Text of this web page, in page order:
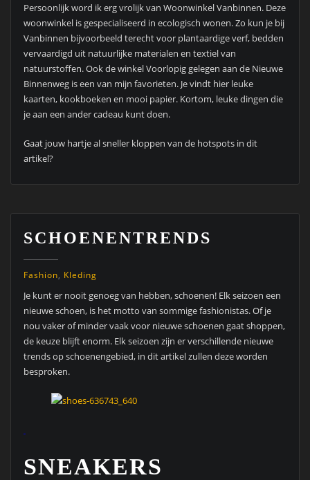
Persoonlijk word ik erg vrolijk van Woonwinkel Vanbinnen. Deze
woonwinkel is gespecialiseerd in ecologisch wonen. Zo kun je bij
Vanbinnen bijvoorbeeld terecht voor plantaardige verf, bedden
vervaardigd uit natuurlijke materialen en textiel van
natuurstoffen. Ook de winkel Voorlopig gelegen aan de Nieuwe
Binnenweg is een van mijn favorieten. Je vindt hier leuke
kaarten, kookboeken en mooi papier. Kortom, leuke dingen die
je aan een ander cadeau kunt doen.
Gaat jouw hartje al sneller kloppen van de hotspots in dit
artikel?
SCHOENENTRENDS
Fashion, Kleding
Je kunt er nooit genoeg van hebben, schoenen! Elk seizoen een
nieuwe schoen, is het motto van sommige fashionistas. Of je
nou vaker of minder vaak voor nieuwe schoenen gaat shoppen,
de keuze blijft enorm. Elk seizoen zijn er verschillende nieuwe
trends op schoenengebied, in dit artikel zullen deze worden
besproken.
SNEAKERS